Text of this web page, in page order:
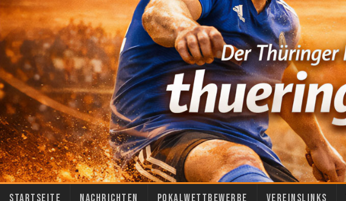
Startseite Nachrichten Pokalwettbewerbe Vereinslinks